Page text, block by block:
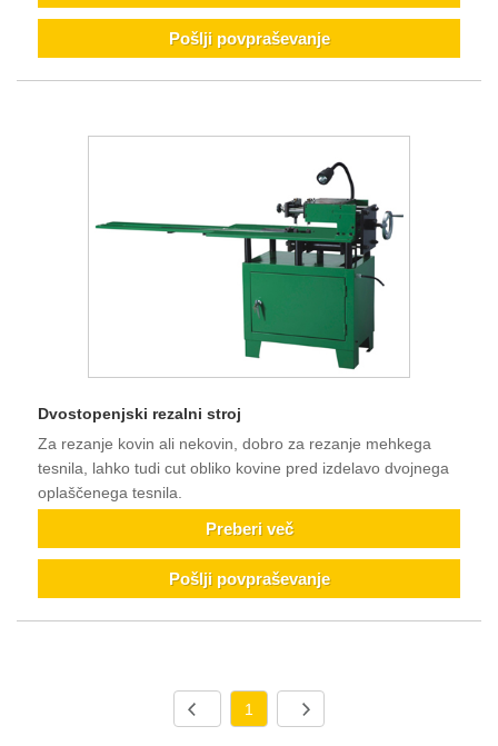
Pošlji povpraševanje
Dvostopenjski rezalni stroj
Za rezanje kovin ali nekovin, dobro za rezanje mehkega
tesnila, lahko tudi cut obliko kovine pred izdelavo dvojnega
oplaščenega tesnila.
Preberi več
Pošlji povpraševanje
1